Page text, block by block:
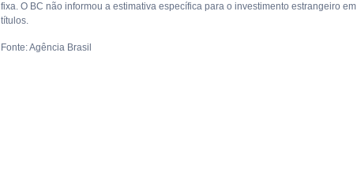
fixa. O BC não informou a estimativa específica para o investimento estrangeiro em
títulos.
Fonte: Agência Brasil